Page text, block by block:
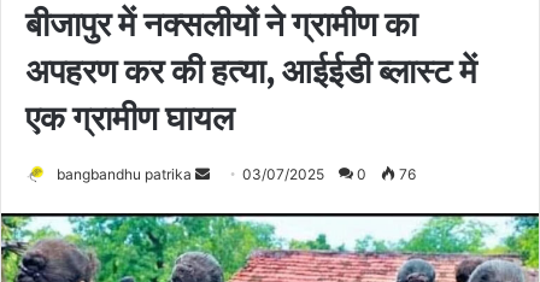
बीजापुर में नक्सलीयों ने ग्रामीण का
अपहरण कर की हत्या, आईईडी ब्लास्ट में
एक ग्रामीण घायल
bangbandhu patrika
Send
email
03/07/2025 0 76